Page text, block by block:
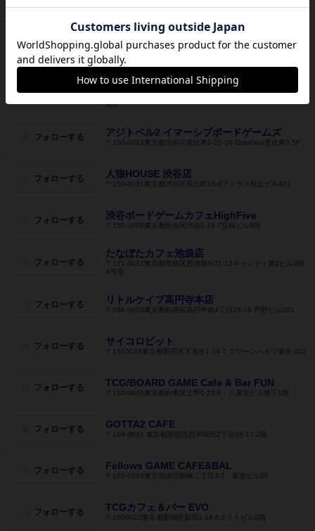
〒171-0014東京都豊島区東京都豊島区池袋3丁目29-1 2F
フォローする 浅草おうちキャンプ
〒111-0031東京都台東区千束2-30-5 入谷キャンプビル3F
TCG/ボードゲームカフェ スターダスト＠旧
配信BAR
301
フォローする アジトベル2 イマーシブボードゲームズ
〒150-0013東京都渋谷区恵比寿1-22-10 GranDuo恵比寿3 5F
フォローする 人狼HOUSE 渋谷店
〒150-0031東京都渋谷区桜丘町16-8アトラス桜丘ビル401
フォローする 渋谷ボードゲームカフェHighFive
〒150-0002東京都渋谷区渋谷3-18-7窪島ビル5階
フォローする
たなぼたカフェ池袋店
〒171-0021東京都豊島区西池袋3-31-13キャンティ第2ビル3階
A号室
フォローする リトルケイブ高円寺本店
〒166‐0003東京都杉並区高円寺南4丁目26-16 芦野ビル201
フォローする サイコロビット
〒1610033東京都新宿区下落合1-14-7 グリーンハイツ落合 403
フォローする TCG/BOARD GAME Cafe & Bar FUN
〒110-0005東京都台東区上野5-23-8 八重垣ビル地下1階
フォローする GOTTA2 CAFE
〒169-0051 東京都新宿区西早稲田2丁目16-17 2階
フォローする Fellows GAME CAFE&BAL
〒105-0004東京都港区新橋二丁目3-7 菊豊ビル2F
フォローする TCGカフェ＆バー EVO
〒1600022東京都新宿区新宿1-18-5ネストビル2階